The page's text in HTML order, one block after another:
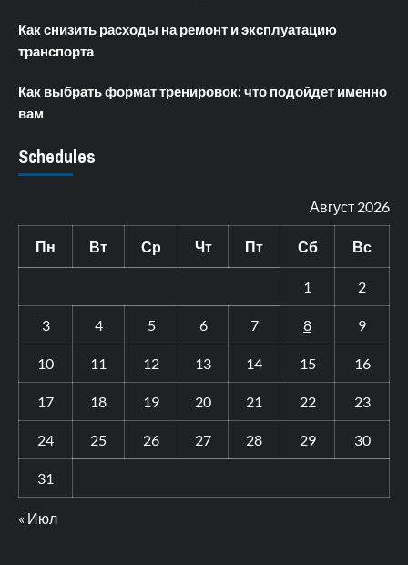
Как снизить расходы на ремонт и эксплуатацию
транспорта
Как выбрать формат тренировок: что подойдет именно
вам
Schedules
Август 2026
Пн Вт Ср Чт Пт Сб Вс
1 2
3 4 5 6 7 8 9
10 11 12 13 14 15 16
17 18 19 20 21 22 23
24 25 26 27 28 29 30
31
« Июл